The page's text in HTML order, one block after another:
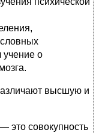
учение о
высшую и
— это совокупность